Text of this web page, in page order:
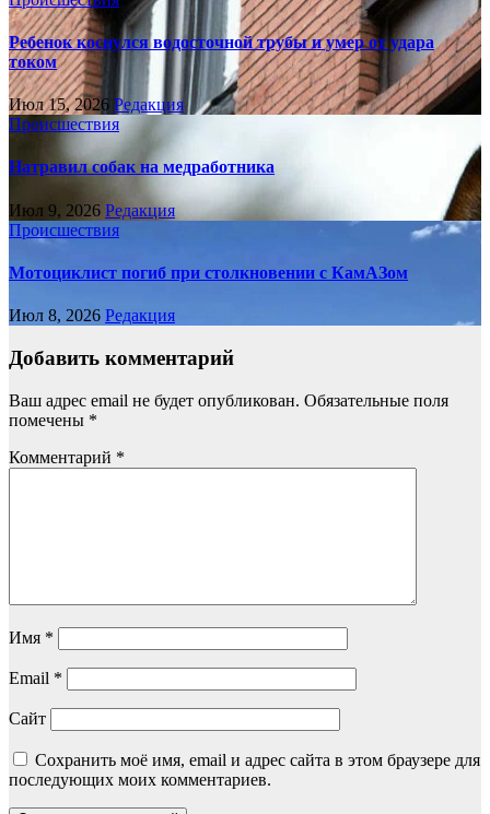
Ребенок коснулся водосточной трубы и умер от удара
током
Июл 15, 2026 Редакция
Происшествия
Натравил собак на медработника
Июл 9, 2026 Редакция
Происшествия
Мотоциклист погиб при столкновении с КамАЗом
Июл 8, 2026 Редакция
Добавить комментарий
Ваш адрес email не будет опубликован. Обязательные поля
помечены *
Комментарий *
Имя *
Email *
Сайт
Сохранить моё имя, email и адрес сайта в этом браузере для
последующих моих комментариев.